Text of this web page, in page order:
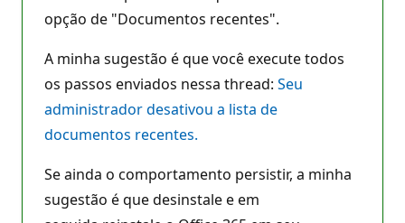
opção de "Documentos recentes".
A minha sugestão é que você execute todos
os passos enviados nessa thread: Seu
administrador desativou a lista de
documentos recentes.
Se ainda o comportamento persistir, a minha
sugestão é que desinstale e em